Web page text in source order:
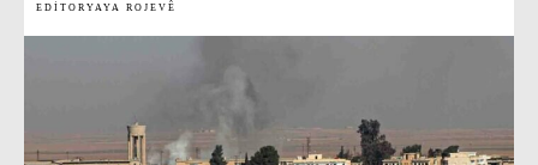
EDITORYAYA ROJEVÊ